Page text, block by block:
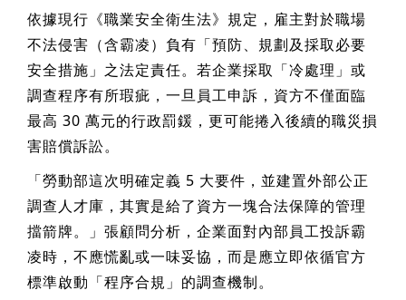
依據現行《職業安全衛生法》規定，雇主對於職場
不法侵害（含霸凌）負有「預防、規劃及採取必要
安全措施」之法定責任。若企業採取「冷處理」或
調查程序有所瑕疵，一旦員工申訴，資方不僅面臨
最高 30 萬元的行政罰鍰，更可能捲入後續的職災損
害賠償訴訟。
「勞動部這次明確定義 5 大要件，並建置外部公正
調查人才庫，其實是給了資方一塊合法保障的管理
擋箭牌。」張顧問分析，企業面對內部員工投訴霸
凌時，不應慌亂或一味妥協，而是應立即依循官方
標準啟動「程序合規」的調查機制。